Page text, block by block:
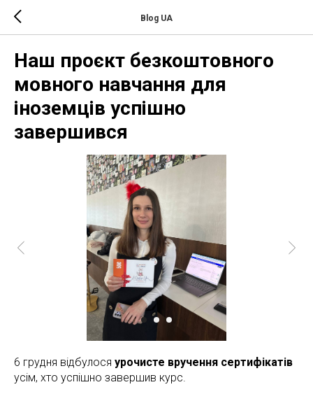
Blog UA
Наш проєкт безкоштовного
мовного навчання для
іноземців успішно
завершився
6 грудня відбулося урочисте вручення сертифікатів
усім, хто успішно завершив курс.